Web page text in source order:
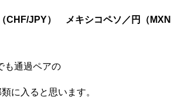
CHF/JPY） メキシコペソ／円（
も通過ペアの
に入ると思います。